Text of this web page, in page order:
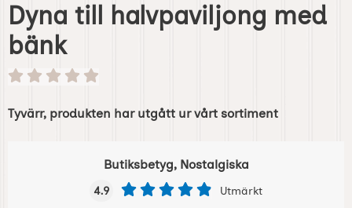
Dyna till halvpaviljong med
bänk
Tyvärr, produkten har utgått ur vårt sortiment
Butiksbetyg, Nostalgiska
4.9 Utmärkt